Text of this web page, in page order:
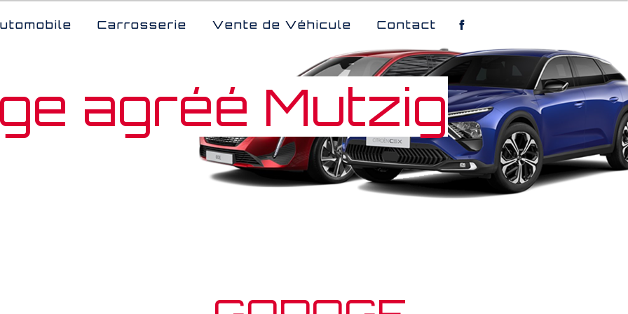
Carrosserie Vente de Véhicule Contact
agréé Mutzig